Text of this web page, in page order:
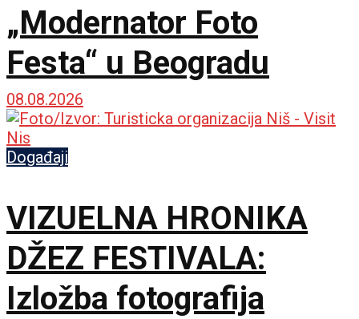
„Modernator Foto
Festa“ u Beogradu
08.08.2026
Događaji
VIZUELNA HRONIKA
DŽEZ FESTIVALA:
Izložba fotografija